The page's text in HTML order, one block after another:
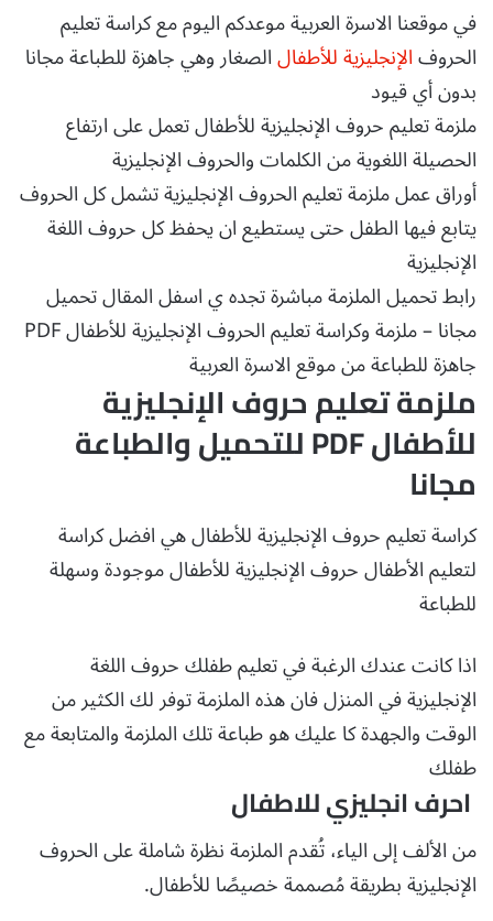
في موقعنا الاسرة العربية موعدكم اليوم مع كراسة تعليم
الحروفالإنجليزية للأطفالالصغار وهي جاهزة للطباعة مجانا
بدون أي قيود
ملزمة تعليم حروف الإنجليزية للأطفال تعمل على ارتفاع
الحصيلة اللغوية من الكلمات والحروف الإنجليزية
أوراق عمل ملزمة تعليم الحروف الإنجليزية تشمل كل الحروف
يتابع فيها الطفل حتى يستطيع ان يحفظ كل حروف اللغة
الإنجليزية
رابط تحميل الملزمة مباشرة تجده ي اسفل المقال تحميل
مجانا – ملزمة وكراسة تعليم الحروف الإنجليزية للأطفال PDF
جاهزة للطباعة من موقع الاسرة العربية
ملزمة تعليم حروف الإنجليزية
للأطفال PDF للتحميل والطباعة
مجانا
كراسة تعليم حروف الإنجليزية للأطفال هي افضل كراسة
لتعليم الأطفال حروف الإنجليزية للأطفال موجودة وسهلة
للطباعة
اذا كانت عندك الرغبة في تعليم طفلك حروف اللغة
الإنجليزية في المنزل فان هذه الملزمة توفر لك الكثير من
الوقت والجهدة كا عليك هو طباعة تلك الملزمة والمتابعة مع
طفلك
احرف انجليزي للاطفال
من الألف إلى الياء، تُقدم الملزمة نظرة شاملة على الحروف
الإنجليزية بطريقة مُصممة خصيصًا للأطفال.